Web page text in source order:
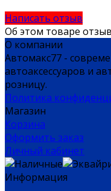
Написать отзыв
Об этом товаре
О компании
Автомакс77 -
автоаксессуаров и
розницу.
Политика
Магазин
Корзина
Оформить заказ
Личный кабинет
Информация